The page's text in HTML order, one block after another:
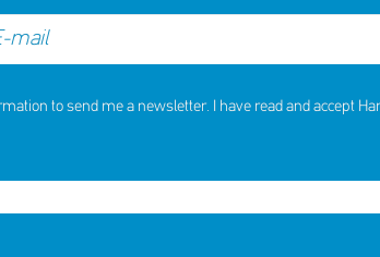
to send me a newsletter. I have read and accept